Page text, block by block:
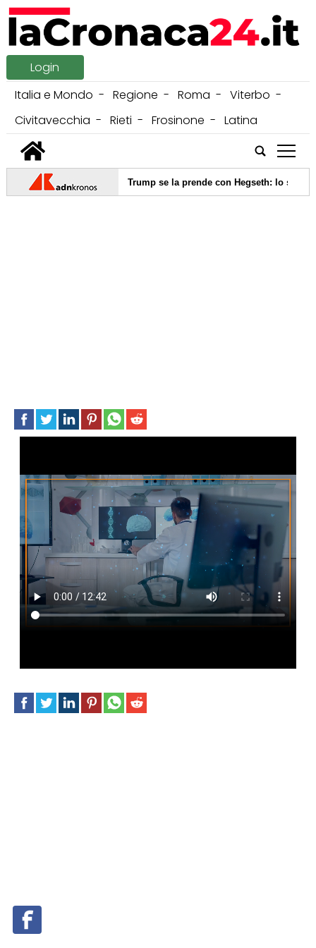
Login
Italia e Mondo
Regione Roma
Viterbo
Civitavecchia
Rieti Frosinone
Latina
tap
armi e munizioni, Trump se la prende con Hegseth: lo scontro e la